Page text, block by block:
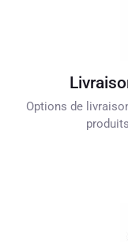
Options de